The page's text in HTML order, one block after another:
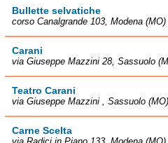
Bullette selvatiche
corso Canalgrande 103, Modena (MO)
Carani
via Giuseppe Mazzini 28, Sassuolo
Teatro Carani
via Giuseppe Mazzini , Sassuolo (MO)
Carne Scelta